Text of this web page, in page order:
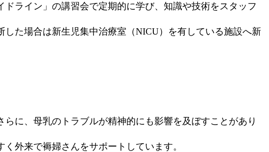
ライン」の講習会で定期的に学び、知識や技術をスタッフ
た場合は新生児集中治療室（NICU）を有している施設へ新
に、母乳のトラブルが精神的にも影響を及ぼすことがあり
外来で褥婦さんをサポートしています。